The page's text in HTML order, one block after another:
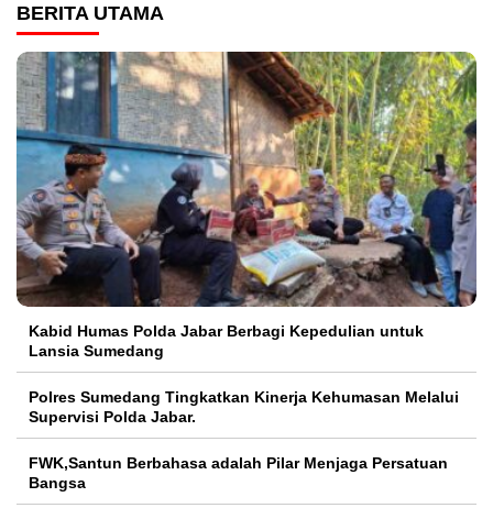
BERITA UTAMA
Kabid Humas Polda Jabar Berbagi Kepedulian untuk
Lansia Sumedang
Polres Sumedang Tingkatkan Kinerja Kehumasan Melalui
Supervisi Polda Jabar.
FWK,Santun Berbahasa adalah Pilar Menjaga Persatuan
Bangsa